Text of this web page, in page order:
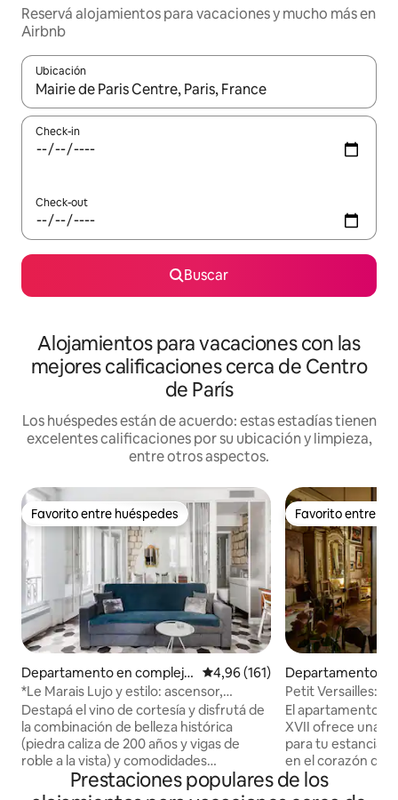
Reservá alojamientos para vacaciones y mucho más en
Airbnb
Ubicación
Cuando los resultados estén disponibles, navegá con las
Check-in
Check-out
Buscar
Alojamientos para vacaciones con las
mejores calificaciones cerca de Centro
de París
Los huéspedes están de acuerdo: estas estadías tienen
excelentes calificaciones por su ubicación y limpieza,
entre otros aspectos.
Favorito entre huéspedes
Favorito entre huéspedes
Departamento en complejo
residencial en Le Marais
Calificación promedio: 4,96 de
4,96 (161)
*Le Marais Lujo y estilo: ascensor,
lavadora, secadora
Destapá el vino de cortesía y disfrutá de
la combinación de belleza histórica
(piedra caliza de 200 años y vigas de
roble a la vista) y comodidades
modernas poco comunes de este
departamento: ASCENSOR (1 de cada
Favorito entre
Favorito entre
Departamento
residencial en 3er
ement
Petit Versailles:
en el centro de
El apartamento
XVII ofrece una
para tu estancia
en el corazón de
Marais, en Rue du
calles más
Prestaciones populares de los